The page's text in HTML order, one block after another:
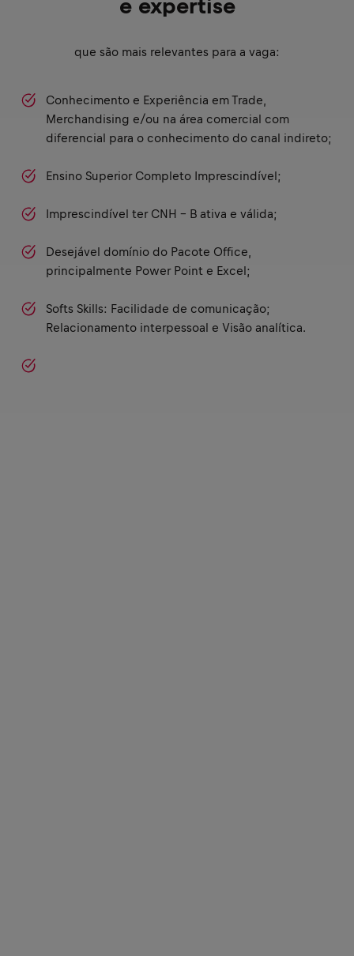
e expertise
que são mais relevantes para a vaga:
Conhecimento e Experiência em Trade,
Merchandising e/ou na área comercial com
diferencial para o conhecimento do canal indireto;
Ensino Superior Completo Imprescindível;
Imprescindível ter CNH - B ativa e válida;
Desejável domínio do Pacote Office,
principalmente Power Point e Excel;
Softs Skills: Facilidade de comunicação;
Relacionamento interpessoal e Visão analítica.